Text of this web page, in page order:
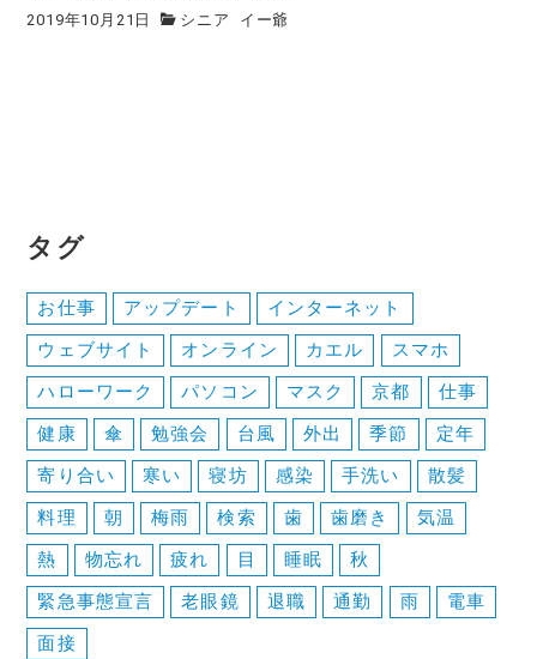
2019年10月21日 シニア イー爺
タグ
お仕事 アップデート
インターネット
ウェブサイト
オンライン カエル
スマホ
ハローワーク
パソコン マスク 京都
仕事
健康
傘 勉強会 台風 外出 季節
定年
寄り合い
寒い 寝坊 感染 手洗い
散髪
料理
朝 梅雨 検索 歯 歯磨き
気温
熱
物忘れ 疲れ 目 睡眠
秋
緊急事態宣言
老眼鏡 退職 通勤 雨
電車
面接